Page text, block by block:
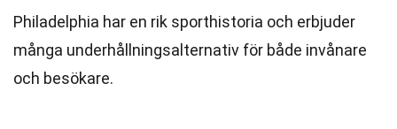
Philadelphia har en rik sporthistoria och erbjuder
många underhållningsalternativ för både invånare
och besökare.